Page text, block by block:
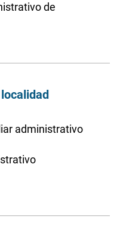
de
administrativo